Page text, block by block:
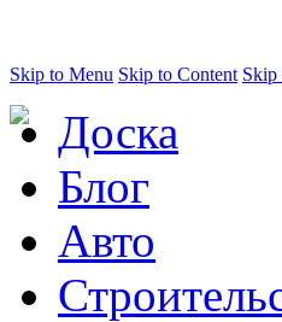
Skip to Menu Skip to Content Skip
Доска
Блог
Авто